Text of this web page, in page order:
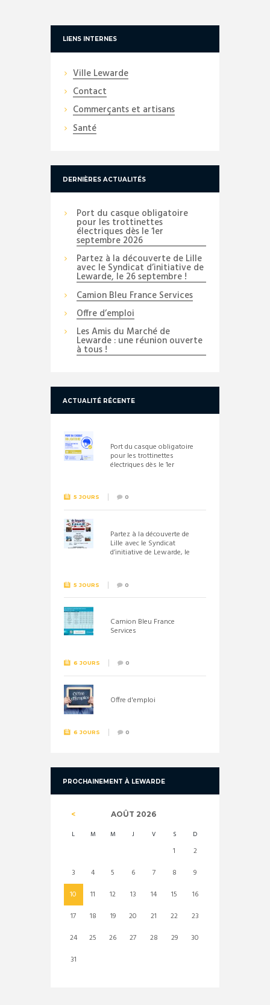
LIENS INTERNES
Ville Lewarde
Contact
Commerçants et artisans
Santé
DERNIÈRES ACTUALITÉS
Port du casque obligatoire
pour les trottinettes
électriques dès le 1er
septembre 2026
Partez à la découverte de Lille
avec le Syndicat d’initiative de
Lewarde, le 26 septembre !
Camion Bleu France Services
Offre d’emploi
Les Amis du Marché de
Lewarde : une réunion ouverte
à tous !
ACTUALITÉ RÉCENTE
Port du casque obligatoire
pour les trottinettes
électriques dès le 1er
5 JOURS 0
Partez à la découverte de
Lille avec le Syndicat
d’initiative de Lewarde, le
5 JOURS 0
Camion Bleu France
Services
6 JOURS 0
Offre d'emploi
6 JOURS 0
PROCHAINEMENT À LEWARDE
AOÛT 2026
L M M J V S D
1
2
3
4 5 6 7 8
9
10
11 12 13 14 15
16
17
18 19 20 21 22
23
24
25 26 27 28 29
30
31